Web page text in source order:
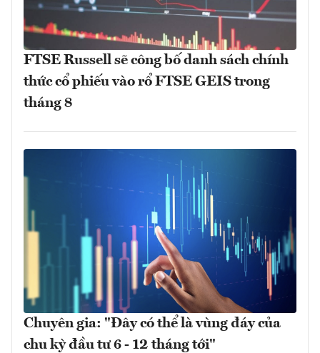
FTSE Russell sẽ công bố danh sách chính
thức cổ phiếu vào rổ FTSE GEIS trong
tháng 8
Chuyên gia: "Đây có thể là vùng đáy của
chu kỳ đầu tư 6 - 12 tháng tới"